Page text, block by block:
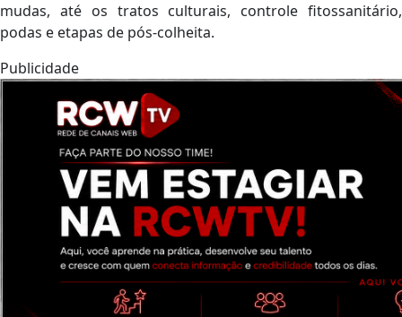
mudas, até os tratos culturais, controle fitossanitário,
podas e etapas de pós-colheita.
Publicidade